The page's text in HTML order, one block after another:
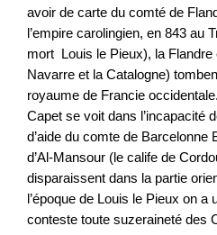
avoir de carte du comté de
l’empire carolingien, en 843 au
mort Louis le Pieux), la
Navarre et la Catalogne)
royaume de Francie
Capet se voit dans l’incapacité
d’aide du comte de Barcelonne
d’Al-Mansour (le calife de
disparaissent dans la partie
l’époque de Louis le Pieux on a
conteste toute suzeraineté des